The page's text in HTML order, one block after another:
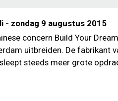
- zondag 9 augustus 2015
concern Build Your
uitbreiden. De fabrikant
steeds meer grote